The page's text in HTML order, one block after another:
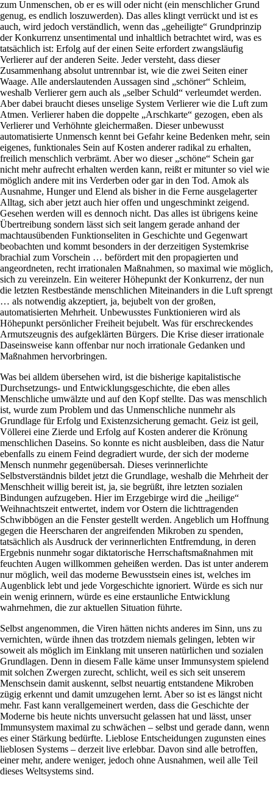
zum Unmenschen, ob er es will oder nicht (ein menschlicher Grund
genug, es endlich loszuwerden). Das alles klingt verrückt und ist es
auch, wird jedoch verständlich, wenn das „geheiligte“ Grundprinzip
der Konkurrenz unsentimental und inhaltlich betrachtet wird, was es
tatsächlich ist: Erfolg auf der einen Seite erfordert zwangsläufig
Verlierer auf der anderen Seite. Jeder versteht, dass dieser
Zusammenhang absolut untrennbar ist, wie die zwei Seiten einer
Waage. Alle anderslautenden Aussagen sind „schöner“ Schleim,
weshalb Verlierer gern auch als „selber Schuld“ verleumdet werden.
Aber dabei braucht dieses unselige System Verlierer wie die Luft zum
Atmen. Verlierer haben die doppelte „Arschkarte“ gezogen, eben als
Verlierer und Verhöhnte gleichermaßen. Dieser unbewusst
automatisierte Unmensch kennt bei Gefahr keine Bedenken mehr, sein
eigenes, funktionales Sein auf Kosten anderer radikal zu erhalten,
freilich menschlich verbrämt. Aber wo dieser „schöne“ Schein gar
nicht mehr aufrecht erhalten werden kann, reißt er mitunter so viel wie
möglich andere mit ins Verderben oder gar in den Tod. Amok als
Ausnahme, Hunger und Elend als bisher in die Ferne ausgelagerter
Alltag, sich aber jetzt auch hier offen und ungeschminkt zeigend.
Gesehen werden will es dennoch nicht. Das alles ist übrigens keine
Übertreibung sondern lässt sich seit langem gerade anhand der
machtausübenden Funktionseliten in Geschichte und Gegenwart
beobachten und kommt besonders in der derzeitigen Systemkrise
brachial zum Vorschein … befördert mit den propagierten und
angeordneten, recht irrationalen Maßnahmen, so maximal wie möglich,
sich zu vereinzeln. Ein weiterer Höhepunkt der Konkurrenz, der nun
die letzten Restbestände menschlichen Miteinanders in die Luft sprengt
… als notwendig akzeptiert, ja, bejubelt von der großen,
automatisierten Mehrheit. Unbewusstes Funktionieren wird als
Höhepunkt persönlicher Freiheit bejubelt. Was für erschreckendes
Armutszeugnis des aufgeklärten Bürgers. Die Krise dieser irrationale
Daseinsweise kann offenbar nur noch irrationale Gedanken und
Maßnahmen hervorbringen.
Was bei alldem übersehen wird, ist die bisherige kapitalistische
Durchsetzungs- und Entwicklungsgeschichte, die eben alles
Menschliche umwälzte und auf den Kopf stellte. Das was menschlich
ist, wurde zum Problem und das Unmenschliche nunmehr als
Grundlage für Erfolg und Existenzsicherung gemacht. Geiz ist geil,
Völlerei eine Zierde und Erfolg auf Kosten anderer die Krönung
menschlichen Daseins. So konnte es nicht ausbleiben, dass die Natur
ebenfalls zu einem Feind degradiert wurde, der sich der moderne
Mensch nunmehr gegenübersah. Dieses verinnerlichte
Selbstverständnis bildet jetzt die Grundlage, weshalb die Mehrheit der
Menschheit willig bereit ist, ja, sie begrüßt, ihre letzten sozialen
Bindungen aufzugeben. Hier im Erzgebirge wird die „heilige“
Weihnachtszeit entwertet, indem vor Ostern die lichttragenden
Schwibbögen an die Fenster gestellt werden. Angeblich um Hoffnung
gegen die Heerscharen der angreifenden Mikroben zu spenden,
tatsächlich als Ausdruck der verinnerlichten Entfremdung, in deren
Ergebnis nunmehr sogar diktatorische Herrschaftsmaßnahmen mit
feuchten Augen willkommen geheißen werden. Das ist unter anderem
nur möglich, weil das moderne Bewusstsein eines ist, welches im
Augenblick lebt und jede Vorgeschichte ignoriert. Würde es sich nur
ein wenig erinnern, würde es eine erstaunliche Entwicklung
wahrnehmen, die zur aktuellen Situation führte.
Selbst angenommen, die Viren hätten nichts anderes im Sinn, uns zu
vernichten, würde ihnen das trotzdem niemals gelingen, lebten wir
soweit als möglich im Einklang mit unseren natürlichen und sozialen
Grundlagen. Denn in diesem Falle käme unser Immunsystem spielend
mit solchen Zwergen zurecht, schlicht, weil es sich seit unserem
Menschsein damit auskennt, selbst neuartig entstandene Mikroben
zügig erkennt und damit umzugehen lernt. Aber so ist es längst nicht
mehr. Fast kann verallgemeinert werden, dass die Geschichte der
Moderne bis heute nichts unversucht gelassen hat und lässt, unser
Immunsystem maximal zu schwächen – selbst und gerade dann, wenn
es einer Stärkung bedürfte. Lieblose Entscheidungen zugunsten eines
lieblosen Systems – derzeit live erlebbar. Davon sind alle betroffen,
einer mehr, andere weniger, jedoch ohne Ausnahmen, weil alle Teil
dieses Weltsystems sind.